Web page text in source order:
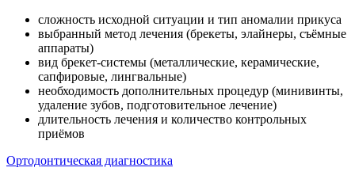
сложность исходной ситуации и тип аномалии прикуса
выбранный метод лечения (брекеты, элайнеры, съёмные
аппараты)
вид брекет-системы (металлические, керамические,
сапфировые, лингвальные)
необходимость дополнительных процедур (минивинты,
удаление зубов, подготовительное лечение)
длительность лечения и количество контрольных
приёмов
Ортодонтическая диагностика